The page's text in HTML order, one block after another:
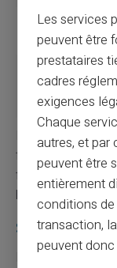
Ouverture de
compte
Offre de
cartes
L'évolution vers
frontières a
financiers
bancaire
Simplifiez-
Finalement, il
Les services
peuvent être
prestataires
cadres
exigences
Chaque
autres, et par
peuvent être
entièrement
conditions
transaction,
peuvent